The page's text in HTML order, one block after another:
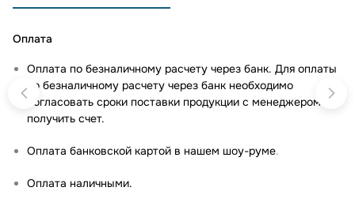
Оплата
Оплата по безналичному расчету через банк. Для оплаты
по безналичному расчету через банк необходимо
согласовать сроки поставки продукции с менеджером и
получить счет.
Оплата банковской картой в нашем шоу-руме.
Оплата наличными.